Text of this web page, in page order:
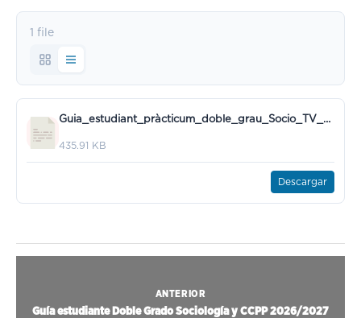
1 file
Guia_estudiant_pràcticum_doble_grau_Socio_TV_VAL.pdf
435.91 KB
Descargar
ANTERIOR
Guía estudiante Doble Grado Sociología y CCPP 2026/2027